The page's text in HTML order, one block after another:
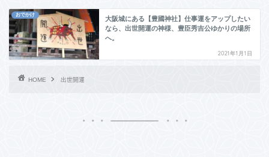
おでかけ
大阪城にある【豊國神社】仕事運をアップしたい
なら、出世開運の神様、豊臣秀吉公ゆかりの場所
へ。
2021年1月1日
HOME 出世開運